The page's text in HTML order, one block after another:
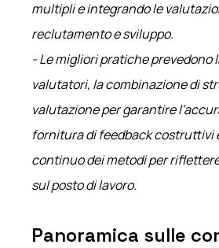
multipli e integrando le
reclutamento e sviluppo.
- Le migliori pratiche prevedono
valutatori, la combinazione di
valutazione per garantire
fornitura di feedback costruttivi
continuo dei metodi per
sul posto di lavoro.
Panoramica sulle